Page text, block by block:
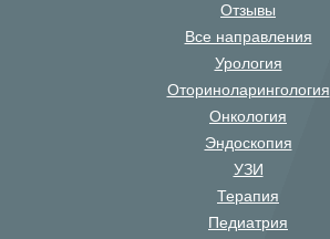
Отзывы
Все направления
Урология
Оториноларингология
Онкология
Эндоскопия
УЗИ
Терапия
Педиатрия